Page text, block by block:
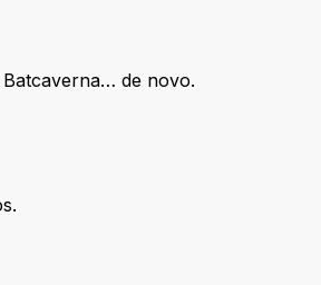
Batcaverna… de novo.